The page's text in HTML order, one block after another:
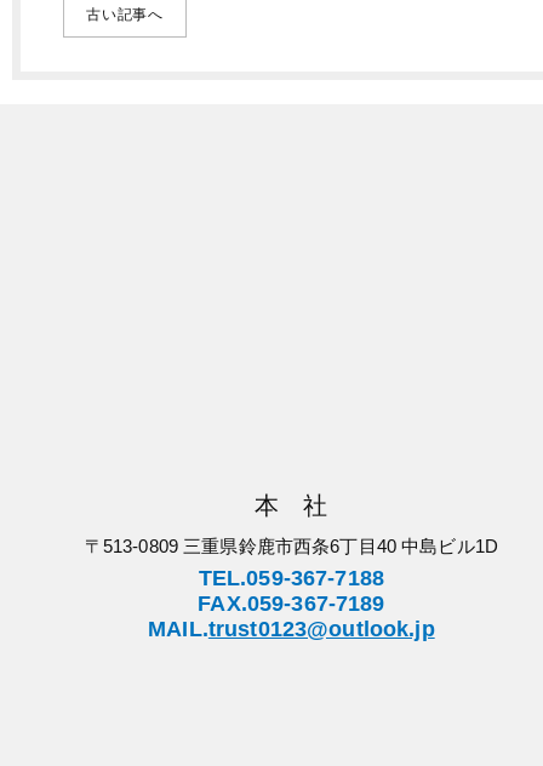
古い記事へ
本 社
〒513-0809 三重県鈴鹿市西条6丁目40 中島ビル1D
TEL.059-367-7188
FAX.059-367-7189
MAIL.trust0123@outlook.jp